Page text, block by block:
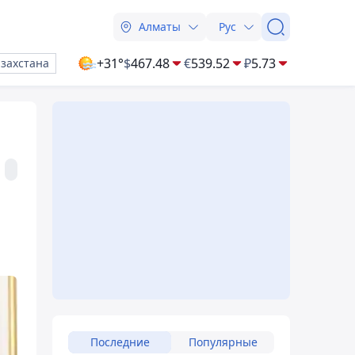
Алматы Рус
+31°$467.48 €539.52 ₽5.73
Последние Популярные